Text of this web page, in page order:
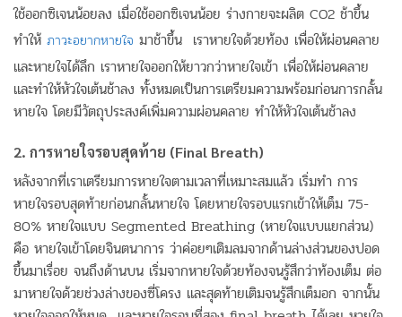
ใช้ออกซิเจนน้อยลง เมื่อใช้ออกซิเจนน้อย ร่างกายจะผลิต CO2 ช้าขึ้น
ทำให้ ภาวะอยากหายใจ มาช้าขึ้น เราหายใจด้วยท้อง เพื่อให้ผ่อนคลาย
และหายใจได้ลึก เราหายใจออกให้ยาวกว่าหายใจเข้า เพื่อให้ผ่อนคลาย
และทำให้หัวใจเต้นช้าลง ทั้งหมดเป็นการเตรียมความพร้อมก่อนการกลั้น
หายใจ โดยมีวัตถุประสงค์เพิ่มความผ่อนคลาย ทำให้หัวใจเต้นช้าลง
2. การหายใจรอบสุดท้าย (Final Breath)
หลังจากที่เราเตรียมการหายใจตามเวลาที่เหมาะสมแล้ว เริ่มทำ การ
หายใจรอบสุดท้ายก่อนกลั้นหายใจ โดยหายใจรอบแรกเข้าให้เต็ม 75-
80% หายใจแบบ Segmented Breathing (หายใจแบบแยกส่วน)
คือ หายใจเข้าโดยจินตนาการ ว่าค่อยๆเติมลมจากด้านล่างส่วนของปอด
ขึ้นมาเรื่อย จนถึงด้านบน เริ่มจากหายใจด้วยท้องจนรู้สึกว่าท้องเต็ม ต่อ
มาหายใจด้วยช่วงล่างของซี่โครง และสุดท้ายเติมจนรู้สึกเต็มอก จากนั้น